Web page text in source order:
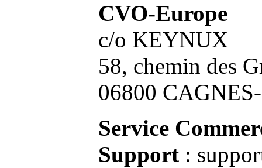
CVO-Europe
c/o KEYNUX
58, chemin des
06800
Service
Support :